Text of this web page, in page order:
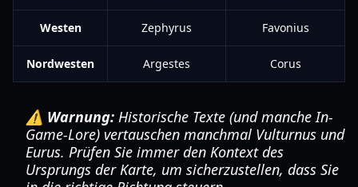
Westen Zephyrus Favonius
Nordwesten Argestes Corus
⚠️ Warnung: Historische Texte (und manche In-
Game-Lore) vertauschen manchmal Vulturnus und
Eurus. Prüfen Sie immer den Kontext des
Ursprungs der Karte, um sicherzustellen, dass Sie